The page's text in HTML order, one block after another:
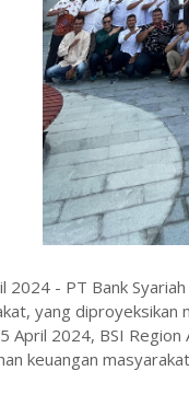
2024 - PT Bank
yang diproyeksikan
April 2024, BSI
keuangan